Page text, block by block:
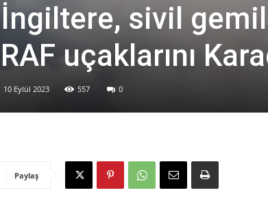
İngiltere, sivil
RAF uçaklarını
10 Eylül 2023 557 0
Paylaş